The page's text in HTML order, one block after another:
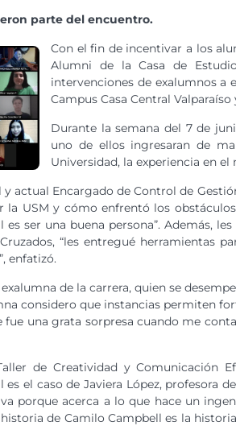
parte del encuentro.
Con el fin de incentivar a los
Alumni de la Casa de
intervenciones de exalumnos a
Campus Casa Central
Durante la semana del 7 de
uno de ellos ingresaran de
Universidad, la experiencia en
actual Encargado de Control de
USM y cómo enfrentó los
ser una buena persona”. Además,
“les entregué herramientas
enfatizó.
de la carrera, quien se
considero que instancias permiten
una grata sorpresa cuando me
de Creatividad y Comunicación
el caso de Javiera López, profesora
porque acerca a lo que hace un
de Camilo Campbell es la